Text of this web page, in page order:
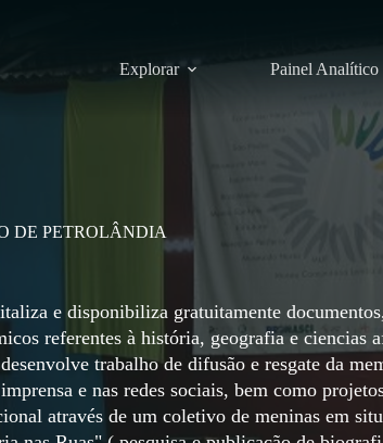
Explorar Painel Analítico
DE PETROLÂNDIA
e disponibiliza gratuitamente
referentes à história, geografia e ciencias
trabalho de difusão e resgate da
e nas redes sociais, bem como
através de um coletivo de meninas em